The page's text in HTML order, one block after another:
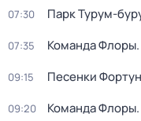
07:30 Парк Турум-
07:35 Команда
09:15 Песенки
09:20 Команда